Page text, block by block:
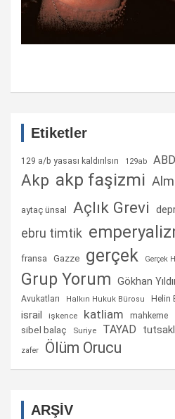
Etiketler
129 a/b yasası kaldırılsın 129ab ABD
Akp akp faşizmi
aytaç ünsal Açlık Grevi
ebru timtik
fransa Gazze gerçek Gerçek
Grup Yorum Gökhan
Avukatları
Halkın Hukuk Bürosu Helin
israil işkence katliam mahkeme
sibel balaç Suriye TAYAD
zafer Ölüm Orucu
ARŞİV